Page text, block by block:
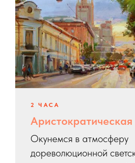
2 ЧАСА
Окунемся в атмосферу
дореволюционной